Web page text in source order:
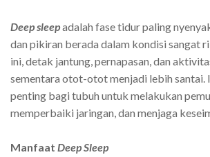
Deep sleepadalah fase tidur paling
dan pikiran berada dalam kondisi sangat
ini, detak jantung, pernapasan, dan
sementara otot-otot menjadi lebih santai.
penting bagi tubuh untuk melakukan
memperbaiki jaringan, dan menjaga
Manfaat Deep Sleep